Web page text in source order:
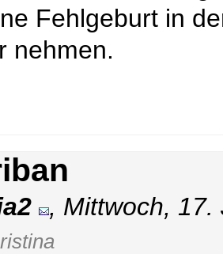
Fehlgeburt in
nehmen.
, Mittwoch,